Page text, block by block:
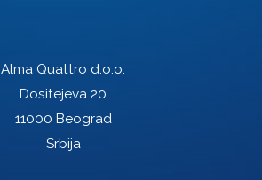
Alma Quattro d.o.o.
Dositejeva 20
11000 Beograd
Srbija